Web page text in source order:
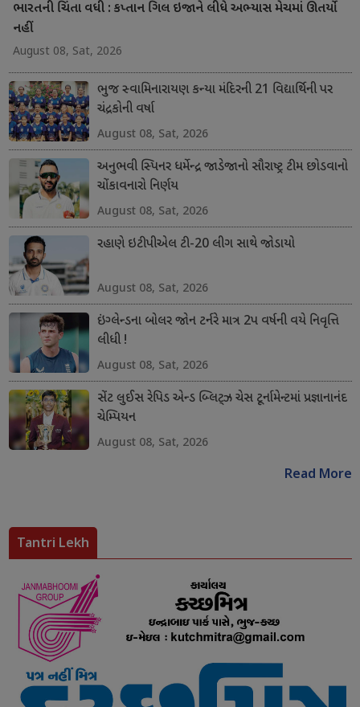
ભારતની ચિંતા વધી : કપ્તાન ગિલ ઇજાને લીધે અભ્યાસ મેચમાં ઊતર્યો
નહીં
August 08, Sat, 2026
ભુજ સ્વામિનારાયણ કન્યા મંદિરની 21 વિદ્યાર્થિની પર
ચંદ્રકોની વર્ષા
August 08, Sat, 2026
અનુભવી સ્પિનર ધર્મેન્દ્ર જાડેજાનો સૌરાષ્ટ્ર ટીમ છોડવાનો
ચોંકાવનારો નિર્ણય
August 08, Sat, 2026
રહાણે ઇટીપીએલ ટી-20 લીગ સાથે જોડાયો
August 08, Sat, 2026
ઇંગ્લેન્ડના બોલર જોન ટર્નરે માત્ર 2પ વર્ષની વયે નિવૃત્તિ
લીધી !
August 08, Sat, 2026
સેંટ લુઈસ રેપિડ એન્ડ બ્લિટ્ઝ ચેસ ટૂર્નામેન્ટમાં પ્રજ્ઞાનાનંદ
ચેમ્પિયન
August 08, Sat, 2026
Read More
Tantri Lekh